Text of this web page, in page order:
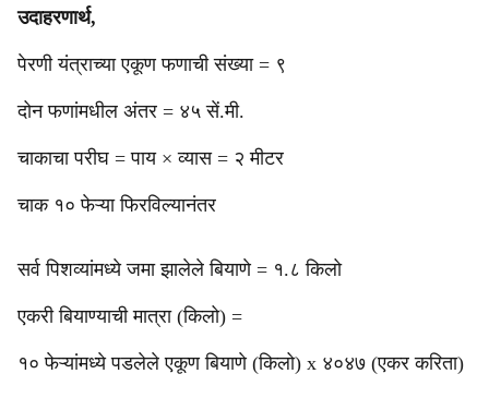
उदाहरणार्थ,
पेरणी यंत्राच्या एकूण फणाची संख्या = ९
दोन फणांमधील अंतर = ४५ सें.मी.
चाकाचा परीघ = पाय × व्यास = २ मीटर
चाक १० फेऱ्या फिरविल्यानंतर
सर्व पिशव्यांमध्ये जमा झालेले बियाणे = १.८ किलो
एकरी बियाण्याची मात्रा (किलो) =
१० फेऱ्यांमध्ये पडलेले एकूण बियाणे (किलो) x ४०४७ (एकर करिता)